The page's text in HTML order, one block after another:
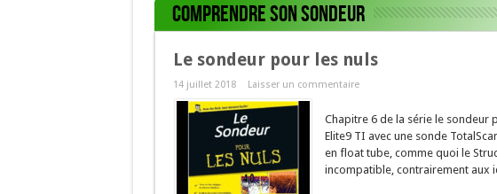
Comprendre son sondeur
Le sondeur pour les nuls
14 juillet 2018 Laisser un commentaire
Chapitre 6 de la série le sondeur
Elite9 TI avec une sonde
en float tube, comme quoi le
incompatible, contrairement aux